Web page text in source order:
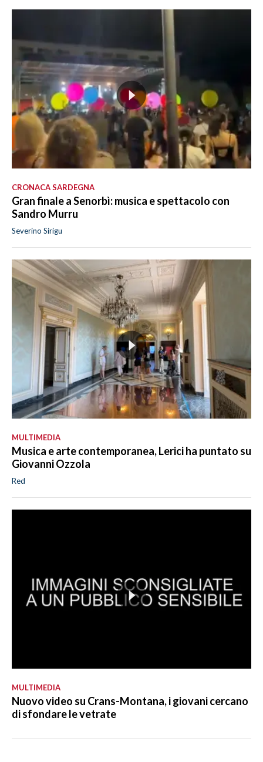
CRONACA SARDEGNA
Gran finale a Senorbì: musica e spettacolo con
Sandro Murru
Severino Sirigu
MULTIMEDIA
Musica e arte contemporanea, Lerici ha puntato su
Giovanni Ozzola
Red
MULTIMEDIA
Nuovo video su Crans-Montana, i giovani cercano
di sfondare le vetrate